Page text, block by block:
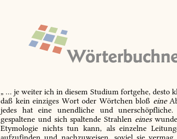
„ … je weiter ich in diesem Studium fortgehe, desto
daß kein einziges Wort oder Wörtchen bloß eine
jedes hat eine unendliche und
gespaltene und sich spaltende Strahlen eines
Etymologie nichts tun kann, als einzelne